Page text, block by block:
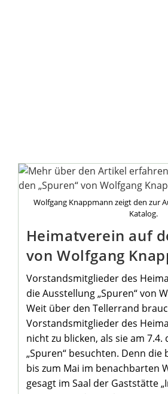
Wolfgang Knappmann zeigt den zur
Katalog.
Heimatverein auf
von Wolfgang
Vorstandsmitglieder des
die Ausstellung „Spuren“ von
Weit über den Tellerrand
Vorstandsmitglieder des
nicht zu blicken, als sie am
„Spuren“ besuchten. Denn die
bis zum Mai im benachbarten
gesagt im Saal der Gaststätte